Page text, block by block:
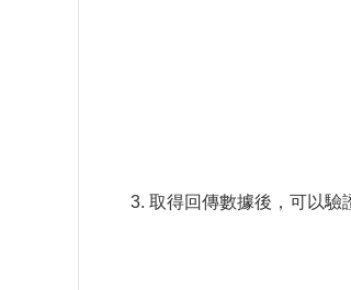
取得回傳數據後，可以驗